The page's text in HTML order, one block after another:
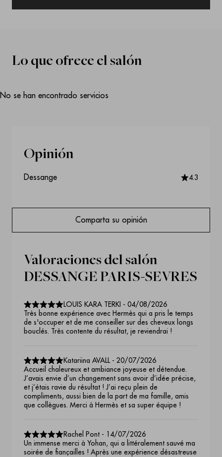
Lo que ofrece el salón
No se han encontrado servicios
Valoraciones del salón
DESSANGE PARIS-SEVRES
LOUIS KARA TERKI - 04/08/2026
Très bonne expérience avec Hermès qui a pris le temps
de s'occuper et de me conseiller sur des cheveux longs
bouclés. Très contente du résultat, je reviendrai !
Katariina AVALL - 20/07/2026
Accueil chaleureux et ambiance joyeuse et détendue.
J’avais envie d’un changement sans avoir d’idée précise,
et j’étais ravie du résultat ! J’ai reçu plein de
compliments, aussi bien de la part de ma famille, amis
que collègues. Merci à Hermès et sa super équipe !
Rachel Pont - 14/07/2026
Un immense merci à Yohan, qui a littéralement sauvé ma
soirée de fiançailles ! Après une expérience désastreuse
Opinión
Dessange 4.3
Comparta su opinión